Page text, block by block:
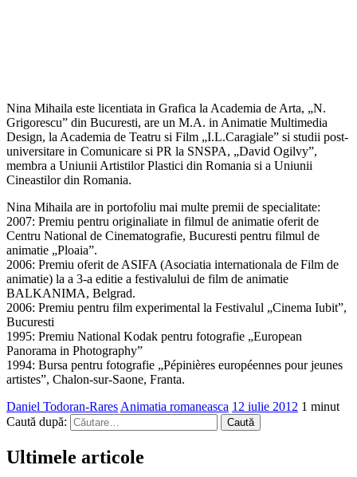
Nina Mihaila este licentiata in Grafica la Academia de Arta, „N.
Grigorescu” din Bucuresti, are un M.A. in Animatie Multimedia
Design, la Academia de Teatru si Film „I.L.Caragiale” si studii post-
universitare in Comunicare si PR la SNSPA, „David Ogilvy”,
membra a Uniunii Artistilor Plastici din Romania si a Uniunii
Cineastilor din Romania.
Nina Mihaila are in portofoliu mai multe premii de specialitate:
2007: Premiu pentru originaliate in filmul de animatie oferit de
Centru National de Cinematografie, Bucuresti pentru filmul de
animatie „Ploaia”.
2006: Premiu oferit de ASIFA (Asociatia internationala de Film de
animatie) la a 3-a editie a festivalului de film de animatie
BALKANIMA, Belgrad.
2006: Premiu pentru film experimental la Festivalul „Cinema Iubit”,
Bucuresti
1995: Premiu National Kodak pentru fotografie „European
Panorama in Photography”
1994: Bursa pentru fotografie „Pépinières européennes pour jeunes
artistes”, Chalon-sur-Saone, Franta.
Daniel Todoran-Rares Animatia romaneasca 12 iulie 2012 1 minut
Caută după:
Ultimele articole